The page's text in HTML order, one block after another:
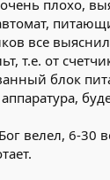
очень плохо,
все
т.е. от
блок
велел, 6-30